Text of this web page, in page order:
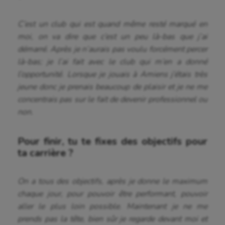
C’est un club qui est quand même resté marqué en
moi, on va dire que c’est un peu là-bas que j’ai
démarré. Après je n’aurais pas voulu forcément percer
là-bas; je l’ai fait avec le club qui m’en a donné
l’opportunité. Lorsque je jouais à Amiens j’étais très
jeune donc je prenais beaucoup de plaisir et je ne me
concentrais pas sur le fait de devenir professionnel ou
non.
Pour finir, tu te fixes des objectifs pour
ta carrière ?
On a tous des objectifs, après je donne le maximum
chaque jour, pour pouvoir être performant, pouvoir
aller le plus loin possible. Maintenant je ne me
prends pas la tête, bien sûr je regarde devant moi et